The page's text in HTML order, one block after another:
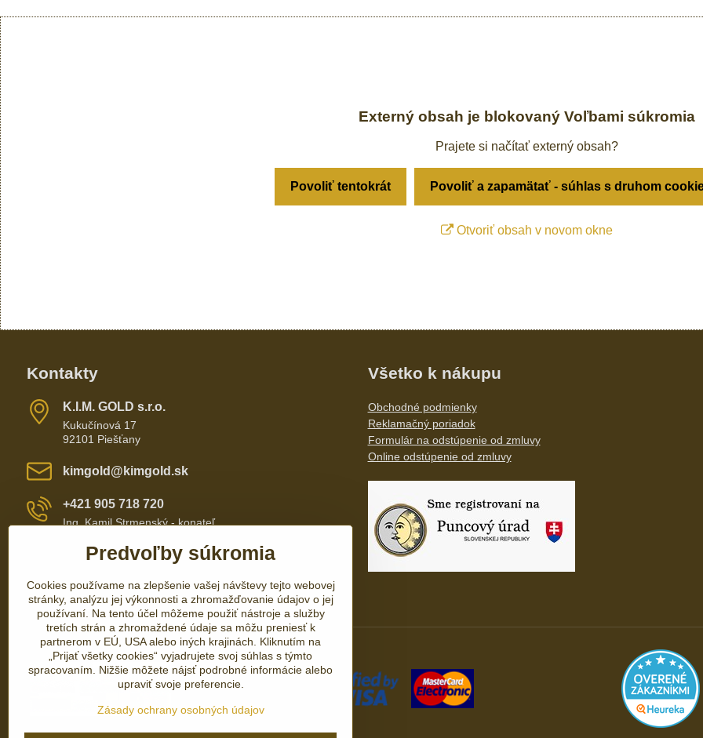
Externý obsah je blokovaný Voľbami súkromia
Prajete si načítať externý obsah?
Povoliť tentokrát Povoliť a zapamätať - súhlas s druhom
Otvoriť obsah v novom okne
Kontakty
K​​.I​​.M​​. GOLD s​​.r​​.o​​.
Kukučínová 17
92101 Piešťany
kimgold​@kimgold​.sk
+421 905 718 720
Ing. Kamil Strmenský - konateľ
+421 905 657 700
+421 337 735 110
Všetko k nákupu
Obchodné podmienky
Reklamačný poriadok
Formulár na odstúpenie od zmluvy
Online odstúpenie od zmluvy
Predvoľby súkromia
Cookies používame na zlepšenie vašej návštevy tejto webovej
stránky, analýzu jej výkonnosti a zhromažďovanie údajov o jej
používaní. Na tento účel môžeme použiť nástroje a služby
tretích strán a zhromaždené údaje sa môžu preniesť k
partnerom v EÚ, USA alebo iných krajinách. Kliknutím na
„Prijať všetky cookies“ vyjadrujete svoj súhlas s týmto
spracovaním. Nižšie môžete nájsť podrobné informácie alebo
upraviť svoje preferencie.
Zásady ochrany osobných údajov